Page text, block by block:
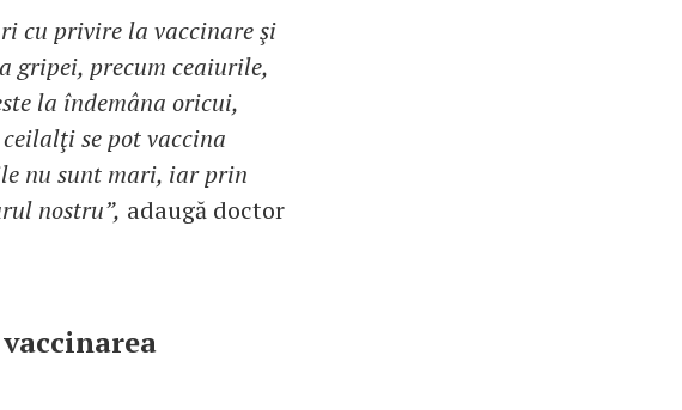
cu privire la vaccinare şi
gripei, precum ceaiurile,
la îndemâna oricui,
se pot vaccina
nu sunt mari, iar prin
nostru”, adaugă doctor